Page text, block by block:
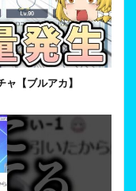
【ブルアカ】